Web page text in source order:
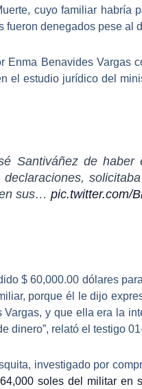
cuyo familiar habría
fueron denegados pese al
Enma Benavides Vargas
el estudio jurídico del
Santiváñez de haber
en sus…pic.twitter.com/
$ 60,000.00 dólares
porque él le dijo
Vargas, y que ella era la
dinero”, relató el testigo
investigado por
soles del militar en